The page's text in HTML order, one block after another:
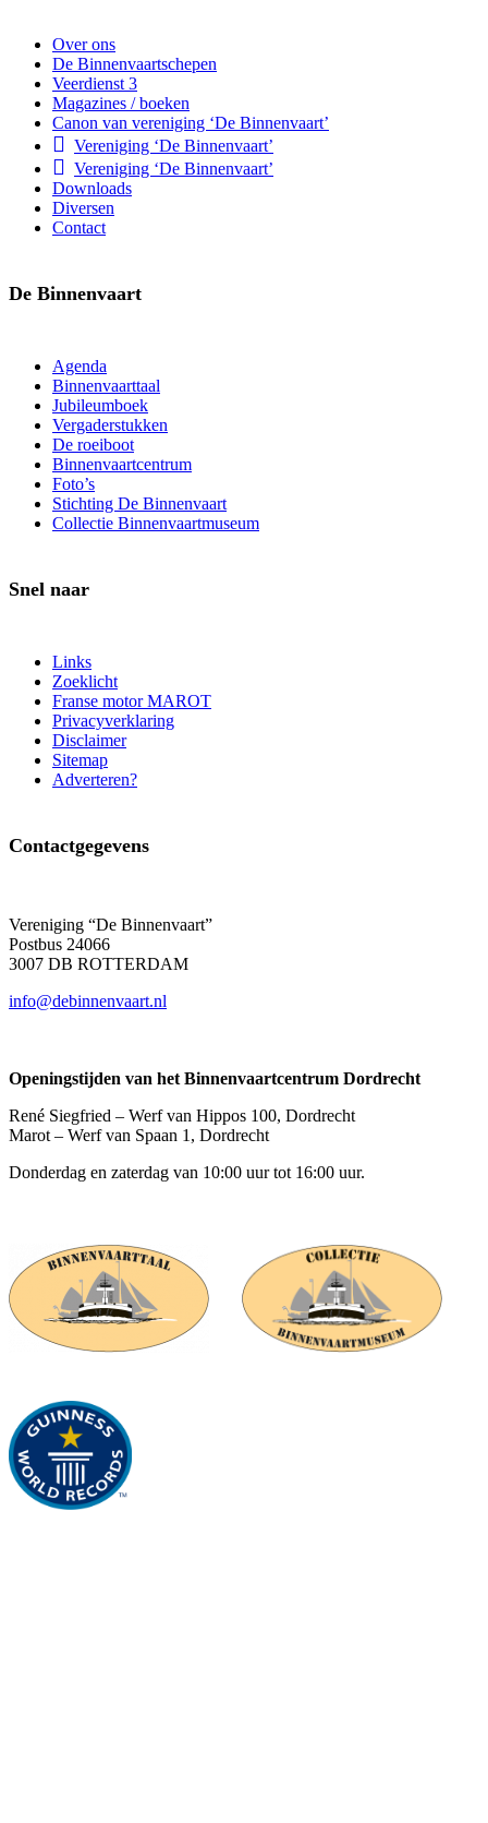
Over ons
De Binnenvaartschepen
Veerdienst 3
Magazines / boeken
Canon van vereniging ‘De Binnenvaart’
Vereniging ‘De Binnenvaart’
Vereniging ‘De Binnenvaart’
Downloads
Diversen
Contact
De Binnenvaart
Agenda
Binnenvaarttaal
Jubileumboek
Vergaderstukken
De roeiboot
Binnenvaartcentrum
Foto’s
Stichting De Binnenvaart
Collectie Binnenvaartmuseum
Snel naar
Links
Zoeklicht
Franse motor MAROT
Privacyverklaring
Disclaimer
Sitemap
Adverteren?
Contactgegevens
Vereniging “De Binnenvaart”
Postbus 24066
3007 DB ROTTERDAM
info@debinnenvaart.nl
Openingstijden van het Binnenvaartcentrum Dordrecht
René Siegfried – Werf van Hippos 100, Dordrecht
Marot – Werf van Spaan 1, Dordrecht
Donderdag en zaterdag van 10:00 uur tot 16:00 uur.